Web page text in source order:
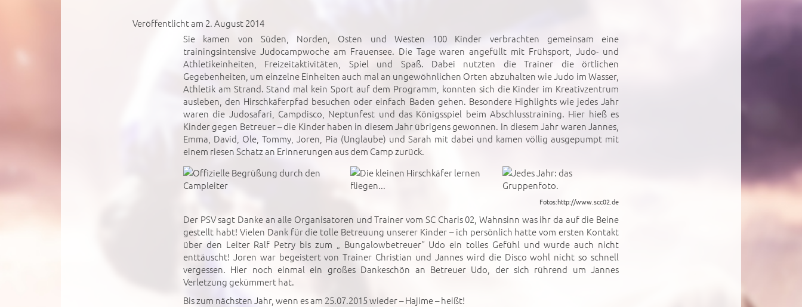
Veröffentlicht am 2. August 2014
Sie kamen von Süden, Norden, Osten und Westen 100 Kinder verbrachten gemeinsam eine
trainingsintensive Judocampwoche am Frauensee. Die Tage waren angefüllt mit Frühsport, Judo- und
Athletikeinheiten, Freizeitaktivitäten, Spiel und Spaß. Dabei nutzten die Trainer die örtlichen
Gegebenheiten, um einzelne Einheiten auch mal an ungewöhnlichen Orten abzuhalten wie Judo im Wasser,
Athletik am Strand. Stand mal kein Sport auf dem Programm, konnten sich die Kinder im Kreativzentrum
ausleben, den Hirschkäferpfad besuchen oder einfach Baden gehen. Besondere Highlights wie jedes Jahr
waren die Judosafari, Campdisco, Neptunfest und das Königsspiel beim Abschlusstraining. Hier hieß es
Kinder gegen Betreuer – die Kinder haben in diesem Jahr übrigens gewonnen. In diesem Jahr waren Jannes,
Emma, David, Ole, Tommy, Joren, Pia (Unglaube) und Sarah mit dabei und kamen völlig ausgepumpt mit
einem riesen Schatz an Erinnerungen aus dem Camp zurück.
Fotos:http://www.scc02.de
Der PSV sagt Danke an alle Organisatoren und Trainer vom SC Charis 02, Wahnsinn was ihr da auf die Beine
gestellt habt! Vielen Dank für die tolle Betreuung unserer Kinder – ich persönlich hatte vom ersten Kontakt
über den Leiter Ralf Petry bis zum „ Bungalowbetreuer“ Udo ein tolles Gefühl und wurde auch nicht
enttäuscht! Joren war begeistert von Trainer Christian und Jannes wird die Disco wohl nicht so schnell
vergessen. Hier noch einmal ein großes Dankeschön an Betreuer Udo, der sich rührend um Jannes
Verletzung gekümmert hat.
Bis zum nächsten Jahr, wenn es am 25.07.2015 wieder – Hajime – heißt!